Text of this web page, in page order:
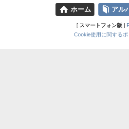
⌂ ホーム 📕 アル
[ スマートフォン版|
Cookie使用に関するポ